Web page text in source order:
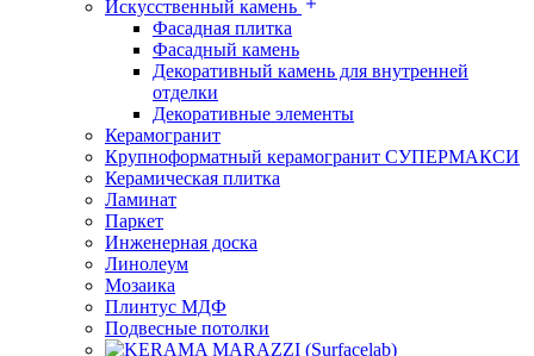
Искусственный камень
Фасадная плитка
Фасадный камень
Декоративный камень для внутренней
отделки
Декоративные элементы
Керамогранит
Крупноформатный керамогранит СУПЕРМАКСИ
Керамическая плитка
Ламинат
Паркет
Инженерная доска
Линолеум
Мозаика
Плинтус МДФ
Подвесные потолки